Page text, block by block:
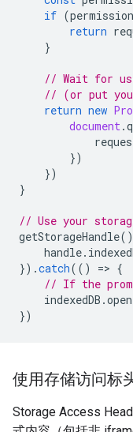
if (permission
return
}
// Wait for
// (or put
return new
document.
})
})
}
// Use your
getStorageHandle
handle.
}).catch(() => {
// If the
indexedDB .open
})
使用存储访问标
Storage Access